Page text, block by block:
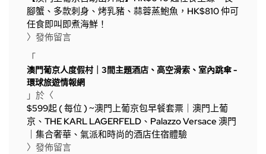
腳蟹、多款刺身、烤乳豬、蒜蓉蒸鮑魚，HK$810 仲可
任食即叫即煮海鮮！
〉發佈留言
「
澳門葡京人度假村｜3間主題酒店、高空滑索、室內跳傘 -
環球旅遊情報網
」於〈
$599起 ( 每位 ) ~澳門上葡京包早餐套票｜澳門上葡
京、THE KARL LAGERFELD、Palazzo Versace 澳門
｜集合奢華、氣派和時尚的酒店住宿體驗
〉發佈留言